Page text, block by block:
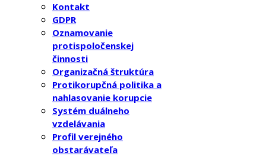
Kontakt
GDPR
Oznamovanie
protispoločenskej
činnosti
Organizačná štruktúra
Protikorupčná politika a
nahlasovanie korupcie
Systém duálneho
vzdelávania
Profil verejného
obstarávateľa